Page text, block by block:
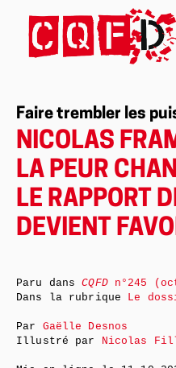
Faire trembler les
NICOLAS
LA PEUR
LE RAPPORT
DEVIENT
Paru dansCQFDn°245
Dans la rubrique Le
Par Gaëlle Desnos
Illustré par Nicolas